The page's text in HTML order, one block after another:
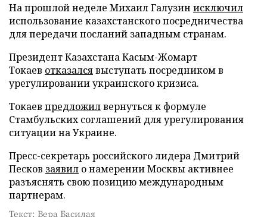
На прошлой неделе Михаил Галузин исключил
использование казахстанского посредничества
для передачи посланий западным странам.
Президент Казахстана Касым-Жомарт
Токаев отказалсявыступать посредником в
урегулировании украинского кризиса.
Токаев предложилвернуться к формуле
Стамбульских соглашений для урегулирования
ситуации на Украине.
Пресс-секретарь российского лидера Дмитрий
Песков заявил о намерении Москвы активнее
разъяснять свою позицию международным
партнерам.
Текст: Вера Басилая